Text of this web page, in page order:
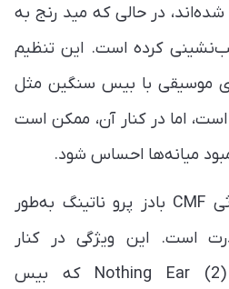
در حالی که مید رنج به
کرده است. این تنظیم
موسیقی با بیس سنگین مثل
اما در کنار آن، ممکن است
میانه‌ها احساس شود.
بیس در هندزفری بلوتوثی CMF بادز پرو ناتینگ به‌طور
است. این ویژگی در کنار
تنظیمات قبلی مانند Nothing Ear (2) که بیس